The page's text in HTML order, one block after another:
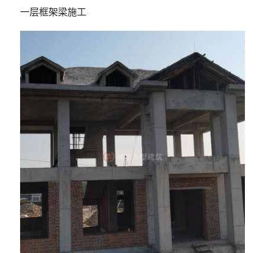
一层框架梁施工